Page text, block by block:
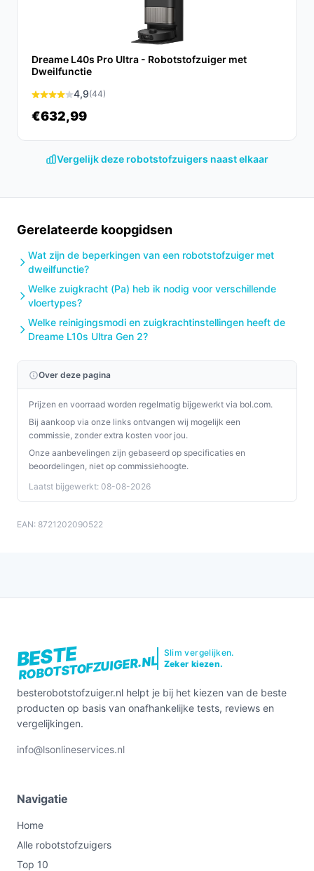
De Zoef Robot Bep 5.0 is een uitstekende keuze voor
iedereen die op zoek is naar een betrouwbare
huisdieren. Met zijn krachtige zuigkracht, minimale
onderhoudseisen en slimme navigatie maakt hij
schoonmaken een stuk eenvoudiger.
specificaties en vergelijk prijzen op
Dreame L40s Pro Ultra - Robotstofzuiger met
Dweilfunctie
4,9(44)
€632,99
Vergelijk deze robotstofzuigers naast elkaar
Gerelateerde koopgidsen
Wat zijn de beperkingen van een robotstofzuiger met
dweilfunctie?
Welke zuigkracht (Pa) heb ik nodig voor verschillende
vloertypes?
Welke reinigingsmodi en zuigkrachtinstellingen heeft de
Dreame L10s Ultra Gen 2?
Over deze pagina
Prijzen en voorraad worden regelmatig bijgewerkt via bol.com.
Bij aankoop via onze links ontvangen wij mogelijk een
commissie, zonder extra kosten voor jou.
Onze aanbevelingen zijn gebaseerd op specificaties en
beoordelingen, niet op commissiehoogte.
Laatst bijgewerkt: 08-08-2026
EAN: 8721202090522
BESTE
ROBOTSTOFZUIGER.NL
Slim vergelijken.
Zeker kiezen.
besterobotstofzuiger.nl helpt je bij het kiezen van de beste
producten op basis van onafhankelijke tests, reviews en
vergelijkingen.
info@lsonlineservices.nl
Navigatie
Home
Alle robotstofzuigers
Top 10